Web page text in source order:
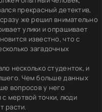
прекрасный детектив,
же решил внимательно
улики и опрашивает
известно, что с
загадочных
несколько студенток, и
Чем больше данных
вопросов у него
с мертвой точки, люди
расти.